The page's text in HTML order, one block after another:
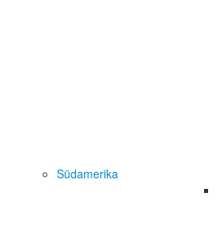
Südamerika